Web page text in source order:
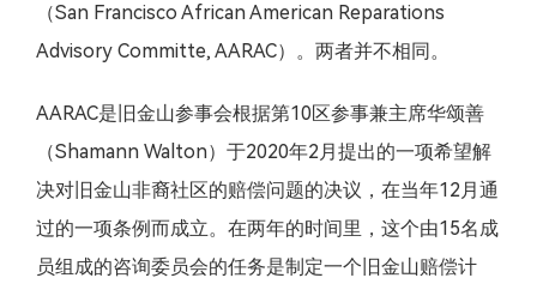
（San Francisco African American Reparations
Advisory Committe, AARAC）。两者并不相同。
AARAC是旧金山参事会根据第10区参事兼主席华颂善
（Shamann Walton）于2020年2月提出的一项希望解
决对旧金山非裔社区的赔偿问题的决议，在当年12月通
过的一项条例而成立。在两年的时间里，这个由15名成
员组成的咨询委员会的任务是制定一个旧金山赔偿计